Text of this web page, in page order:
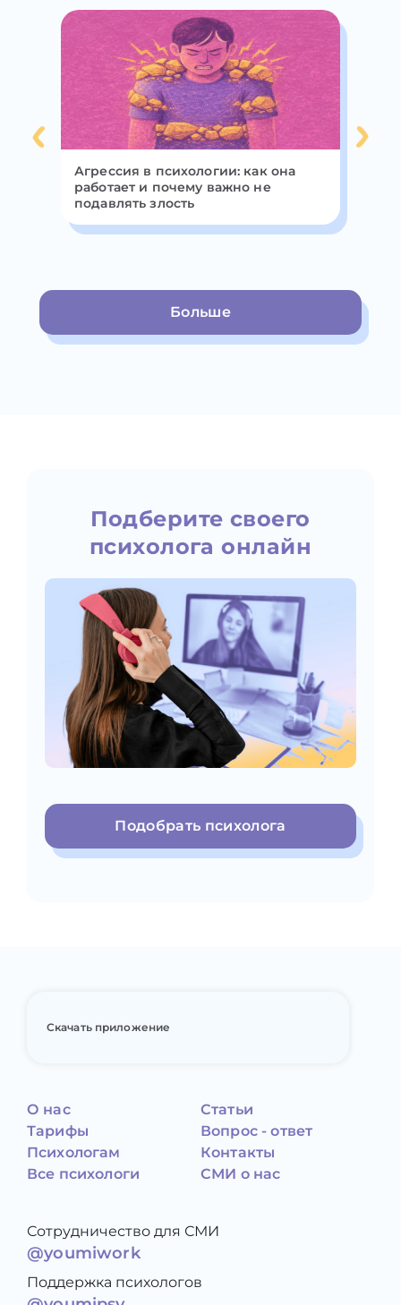
Агрессия в психологии: как она
работает и почему важно не
подавлять злость
Больше
Подберите своего
психолога онлайн
Подобрать психолога
Скачать приложение
О нас
Тарифы
Психологам
Все психологи
Статьи
Вопрос - ответ
Контакты
СМИ о нас
Сотрудничество для СМИ
@youmiwork
Поддержка психологов